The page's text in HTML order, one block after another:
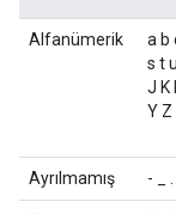
Alfanümerik
a b
s t
J K
Y Z
Ayrılmamış - _